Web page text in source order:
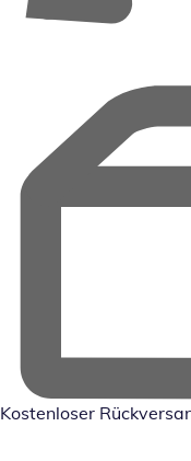
Kostenloser